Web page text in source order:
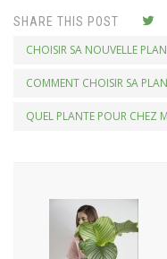
SHARE THIS POST
CHOISIR SA NOUVELLE
COMMENT CHOISIR SA
QUEL PLANTE POUR CHEZ